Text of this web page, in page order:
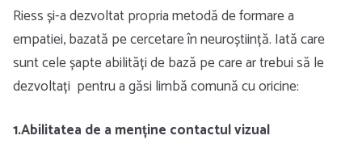
Riess și-a dezvoltat propria metodă de formare a
empatiei, bazată pe cercetare în neuroștiință. Iată care
sunt cele șapte abilități de bază pe care ar trebui să le
dezvoltați pentru a găsi limbă comună cu oricine:
1.Abilitatea de a menține contactul vizual